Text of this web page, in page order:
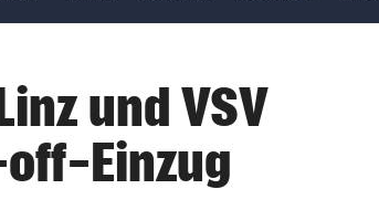
und VSV
Einzug